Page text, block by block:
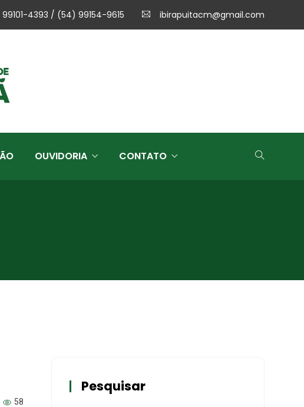
4393 / (54) 99154-9615 ibirapuitacm@gmail.com
OUVIDORIA CONTATO
58
Pesquisar